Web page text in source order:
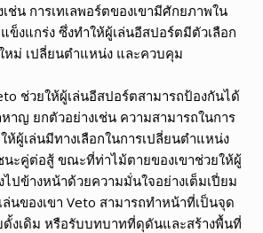
เช่น การเทเลพอร์ตของเขามีศักยภาพใน
ข็งแกร่ง ซึ่งทำให้ผู้เล่นอีสปอร์ตมีตัวเลือก
หม่ เปลี่ยนตำแหน่ง และควบคุม
ช่วยให้ผู้เล่นอีสปอร์ตสามารถป้องกันได้
าญ ยกตัวอย่างเช่น ความสามารถในการ
ห้ผู้เล่นมีทางเลือกในการเปลี่ยนตำแหน่ง
นะคู่ต่อสู้ ขณะที่ท่าไม้ตายของเขาช่วยให้ผู้
ไปข้างหน้าด้วยความมั่นใจอย่างเต็มเปี่ยม
นของเขา Veto สามารถทำหน้าที่เป็นจุด
งเดิม หรือรับบทบาทที่ดุดันและสร้างพื้นที่